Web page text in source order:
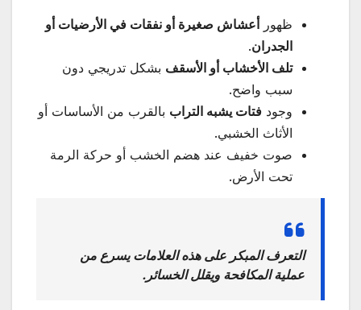
ظهور أعشاش صغيرة أو نفقات في الأرضيات أو
الجدران.
تلف الأخشاب أو الأسقف بشكل تدريجي دون
سبب واضح.
وجود فتات يشبه التراب بالقرب من الأساسات أو
الأثاث الخشبي.
صوت خفيف عند هضم الخشب أو حركة الرمة
تحت الأرض.
التعرف المبكر على هذه العلامات يسرع من
عملية المكافحة ويقلل الخسائر.